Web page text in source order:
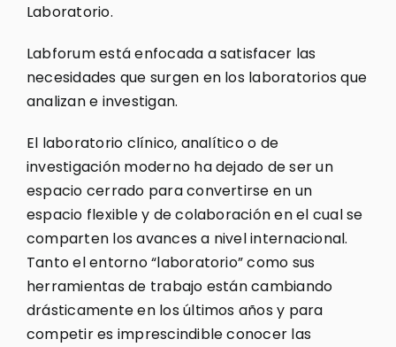
Laboratorio.
Labforum está enfocada a satisfacer las
necesidades que surgen en los laboratorios que
analizan e investigan.
El laboratorio clínico, analítico o de
investigación moderno ha dejado de ser un
espacio cerrado para convertirse en un
espacio flexible y de colaboración en el cual se
comparten los avances a nivel internacional.
Tanto el entorno “laboratorio” como sus
herramientas de trabajo están cambiando
drásticamente en los últimos años y para
competir es imprescindible conocer las